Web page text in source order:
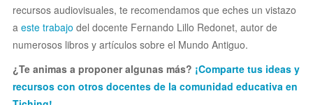
recursos audiovisuales, te recomendamos que eches un vistazo
a este trabajo del docente Fernando Lillo Redonet, autor de
numerosos libros y artículos sobre el Mundo Antiguo.
¿Te animas a proponer algunas más? ¡Comparte tus ideas y
recursos con otros docentes de la comunidad educativa en